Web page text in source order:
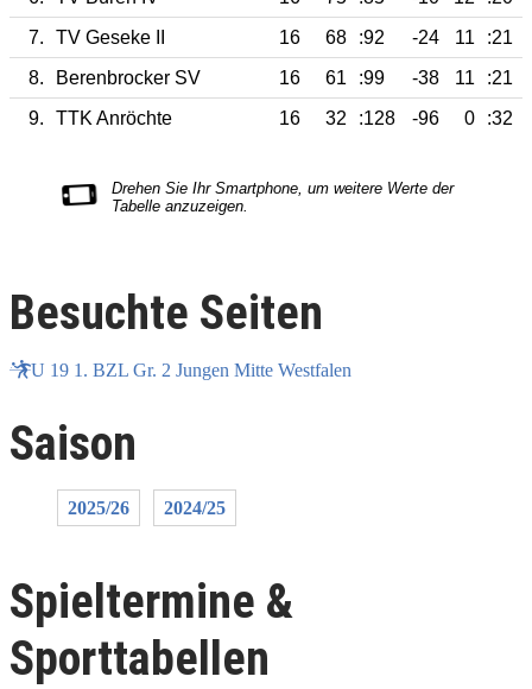
7.
TV Geseke II 16 68 :92 -24 11
:21
8.
Berenbrocker SV 16 61 :99 -38 11
:21
9.
TTK Anröchte 16 32 :128 -96 0 :32
Besuchte Seiten
U 19 1. BZL Gr. 2 Jungen Mitte Westfalen
Saison
2025/26 2024/25
Spieltermine &
Sporttabellen